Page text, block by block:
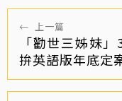
← 上一篇
「勸世三姊妹
拚英語版年底定